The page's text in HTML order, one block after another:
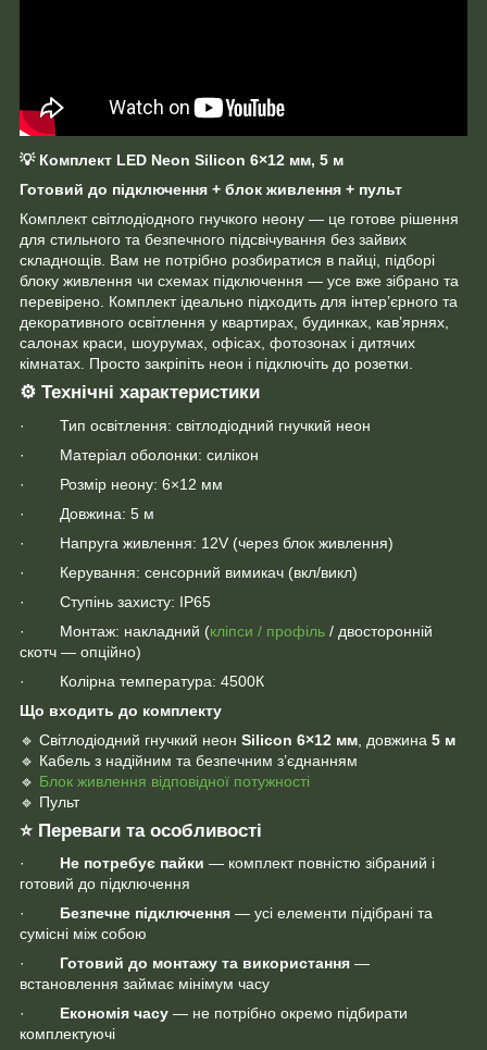
💡Комплект LED Neon Silicon 6×12 мм, 5 м
Готовий до підключення + блок живлення + пульт
Комплект світлодіодного гнучкого неону — це готове рішення
для стильного та безпечного підсвічування без зайвих
складнощів. Вам не потрібно розбиратися в пайці, підборі
блоку живлення чи схемах підключення — усе вже зібрано та
перевірено. Комплект ідеально підходить для інтер’єрного та
декоративного освітлення у квартирах, будинках, кав’ярнях,
салонах краси, шоурумах, офісах, фотозонах і дитячих
кімнатах. Просто закріпіть неон і підключіть до розетки.
⚙️ Технічні характеристики
· Тип освітлення: світлодіодний гнучкий неон
· Матеріал оболонки: силікон
· Розмір неону: 6×12 мм
· Довжина: 5 м
· Напруга живлення: 12V (через блок живлення)
· Керування: сенсорний вимикач (вкл/викл)
· Ступінь захисту: ІР65
· Монтаж: накладний (кліпси / профіль / двосторонній
скотч — опційно)
· Колірна температура: 4500К
Що входить до комплекту
🔹 Світлодіодний гнучкий неон Silicon 6×12 мм , довжина 5 м
🔹 Кабель з надійним та безпечним з’єднанням
🔹 Блок живлення відповідної потужності
🔹 Пульт
⭐ Переваги та особливості
· Не потребує пайки — комплект повністю зібраний і
готовий до підключення
· Безпечне підключення — усі елементи підібрані та
сумісні між собою
· Готовий до монтажу та використання —
встановлення займає мінімум часу
· Економія часу — не потрібно окремо підбирати
комплектуючі